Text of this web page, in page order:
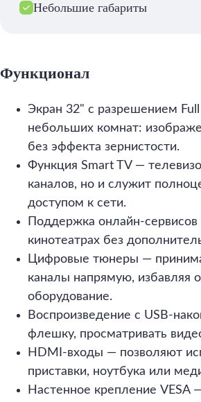
Небольшие габариты
Функционал
Экран 32" с разрешением
небольших комнат:
без эффекта зернистости.
Функция Smart TV —
каналов, но и служит
доступом к сети.
Поддержка онлайн-
кинотеатрах без
Цифровые тюнеры —
каналы напрямую, избавляя
оборудование.
Воспроизведение с USB-
флешку, просматривать
HDMI-входы — позволяют
приставки, ноутбука или
Настенное крепление VESA